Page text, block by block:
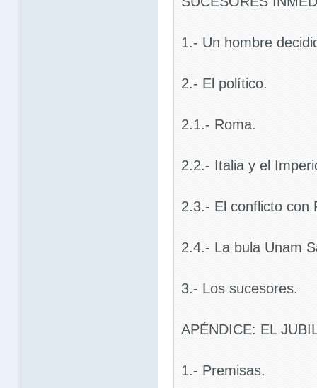
1.- Un hombre
2.- El político.
2.1.- Roma.
2.2.- Italia y el
2.3.- El conflicto con
2.4.- La bula Unam
3.- Los sucesores.
APÉNDICE: EL
1.- Premisas.